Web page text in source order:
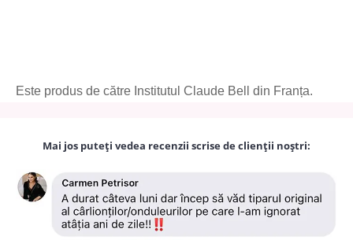
Este produs de către Institutul Claude Bell din Franța.
Mai jos puteți vedea recenzii scrise de clienții noștri: